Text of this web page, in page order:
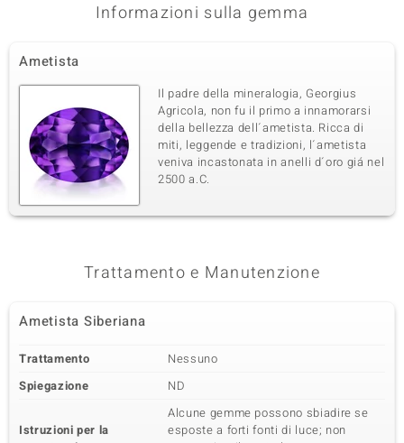
Informazioni sulla gemma
Ametista
Il padre della mineralogia, Georgius
Agricola, non fu il primo a innamorarsi
della bellezza dell´ametista. Ricca di
miti, leggende e tradizioni, l´ametista
veniva incastonata in anelli d´oro giá nel
2500 a.C.
Trattamento e Manutenzione
Ametista Siberiana
Trattamento
Nessuno
Spiegazione
ND
Istruzioni per la
Alcune gemme possono sbiadire se
esposte a forti fonti di luce; non